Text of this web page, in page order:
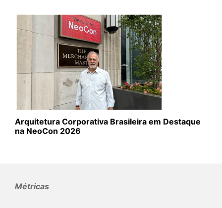
Arquitetura Corporativa Brasileira em Destaque
na NeoCon 2026
Métricas